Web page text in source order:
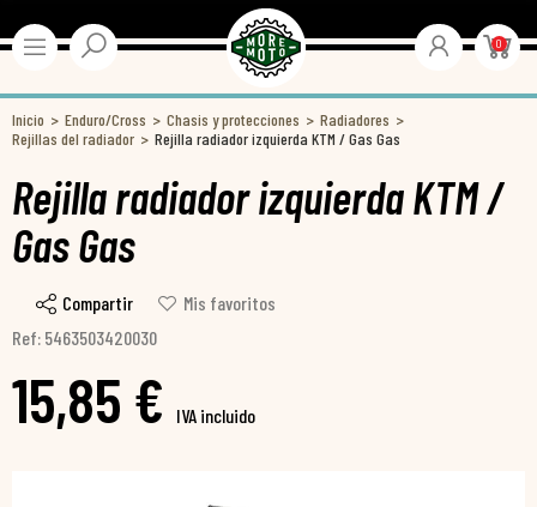
0
Inicio Enduro/Cross Chasis y protecciones
Radiadores
Rejillas del radiador
Rejilla radiador izquierda KTM / Gas Gas
Rejilla radiador izquierda KTM /
Gas Gas
Compartir
Mis favoritos
Ref: 5463503420030
15,85 € IVA incluido